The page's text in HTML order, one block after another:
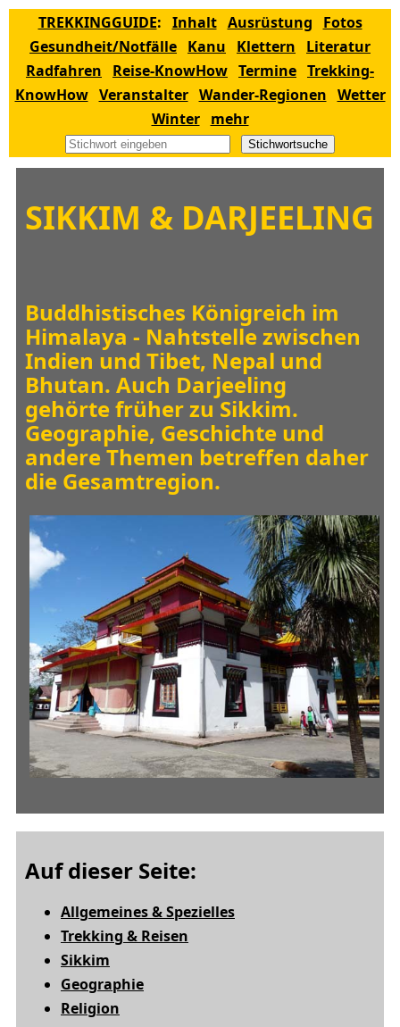
TREKKINGGUIDE: Inhalt Ausrüstung
Fotos
Gesundheit/Notfälle Kanu Klettern
Literatur
Radfahren
Reise-KnowHow Termine Trekking-
KnowHow Veranstalter Wander-Regionen Wetter
Winter
mehr
Stichwortsuche
SIKKIM & DARJEELING
Buddhistisches Königreich im
Himalaya - Nahtstelle zwischen
Indien und Tibet, Nepal und
Bhutan. Auch Darjeeling
gehörte früher zu Sikkim.
Geographie, Geschichte und
andere Themen betreffen daher
die Gesamtregion.
Auf dieser Seite:
Allgemeines & Spezielles
Trekking & Reisen
Sikkim
Geographie
Religion